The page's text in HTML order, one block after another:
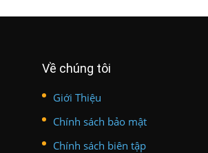
Về chúng tôi
Giới Thiệu
Chính sách bảo mật
Chính sách biên tập